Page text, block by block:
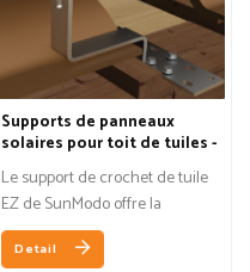
Supports de panneaux
solaires pour toit de tuiles -
Solution de crochet
Le support de crochet de tuile
EZ de SunModo offre la
solution solide et la plus simple
pour une installation sur un toit
Detail